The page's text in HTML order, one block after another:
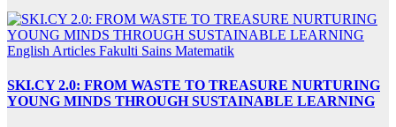
English Articles Fakulti Sains Matematik
SKI.CY 2.0: FROM WASTE TO TREASURE NURTURING
YOUNG MINDS THROUGH SUSTAINABLE LEARNING